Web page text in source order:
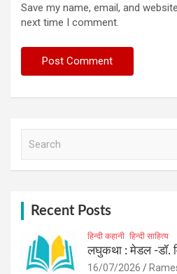
Save my name, email, and
next time I comment.
Recent Posts
हिन्दी कहानी हिन्दी साहित्य
लघुकथा : मेडल -डॉ.
16/07/2026